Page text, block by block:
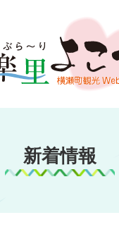
楽～里（ぶ
り）よこぜ
新着情報